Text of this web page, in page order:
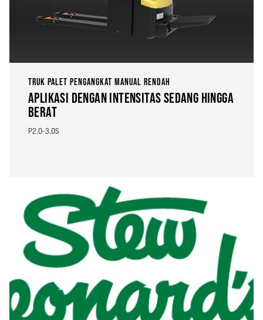
TRUK PALET PENGANGKAT MANUAL RENDAH
APLIKASI DENGAN INTENSITAS SEDANG HINGGA
BERAT
P2.0-3.0S